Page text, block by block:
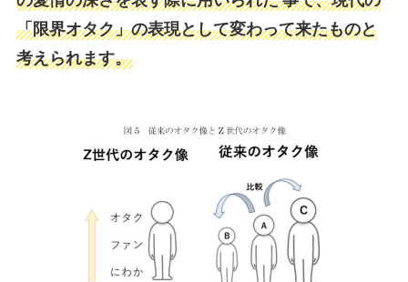
「限界オタク」の表現として変わって来たものと
考えられます。